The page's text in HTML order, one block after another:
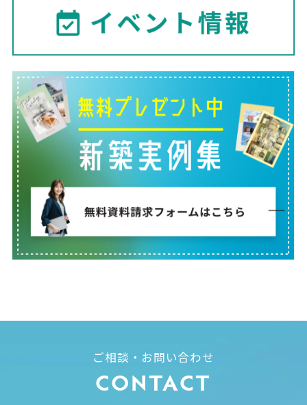
ご相談・お問い合わせ
CONTACT